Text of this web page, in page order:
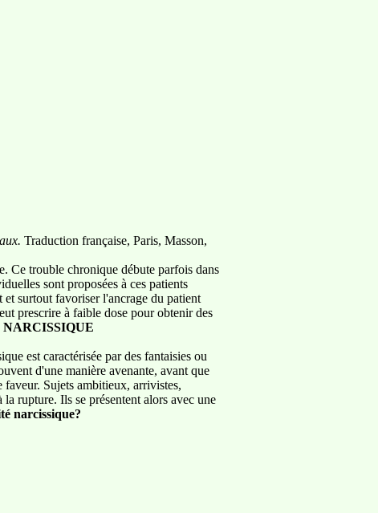
Traduction française, Paris, Masson,
Ce trouble chronique débute parfois dans
sont proposées à ces patients
surtout favoriser l'ancrage du patient
prescrire à faible dose pour obtenir des
est caractérisée par des fantaisies ou
d'une manière avenante, avant que
Sujets ambitieux, arrivistes,
rupture. Ils se présentent alors avec une
narcissique?